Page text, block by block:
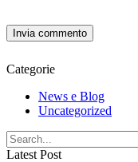
Categorie
News e Blog
Uncategorized
Latest Post